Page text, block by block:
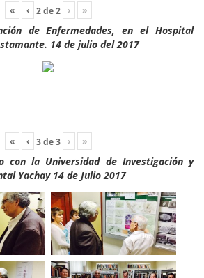
« ‹ 2de2 › »
de Enfermedades, en el Hospital
14 de julio del 2017
« ‹ 3de3 › »
con la Universidad de Investigación y
Yachay 14 de Julio 2017